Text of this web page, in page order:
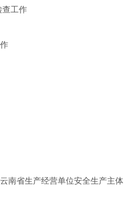
查工作
南省生产经营单位安全生产主体